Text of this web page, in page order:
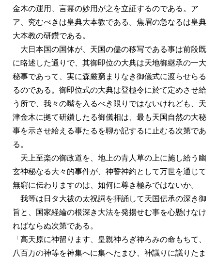
金木の運用、言霊の妙用が之を立証するのである。ア
ア、究むべきは皇典大本教である。焦眉の急なるは皇典
大本教の研鑽である。
大日本国の国体が、天国の儘の移写である事は前段既
に略述した通りで、其御即位の大典は天地御継承の一大
秘事であって、実に森厳窮まりなき御儀式に渡らせらる
るのである。御即位式の大典は登極令に於て定めさせ給
う所で、我々の嘴を入るべき限りではないけれども、天
津金木に拠て研鑽したる御儀相は、最も天国自然の大秘
事を示させ給える事たるを聊か記するに止むる次第であ
る。
天上至楽の御政道を、地上の青人草の上に施し給う幽
玄神秘なる大々的事件が、神誓神約として万世を通じて
無窮に伝わりますのは、如何に尊き極みではないか。
我等は日タ大祓の太祝詞を拝誦して天国伝承の深き御
旨と、国家経綸の根深き大法を発揚せむ事を心懸けなけ
ればならぬ次第である。
「高天原に神留ります、皇親神ろぎ神ろみの命もちて、
八百万の神等を神集へに集へたまひ、神議りに議りたま